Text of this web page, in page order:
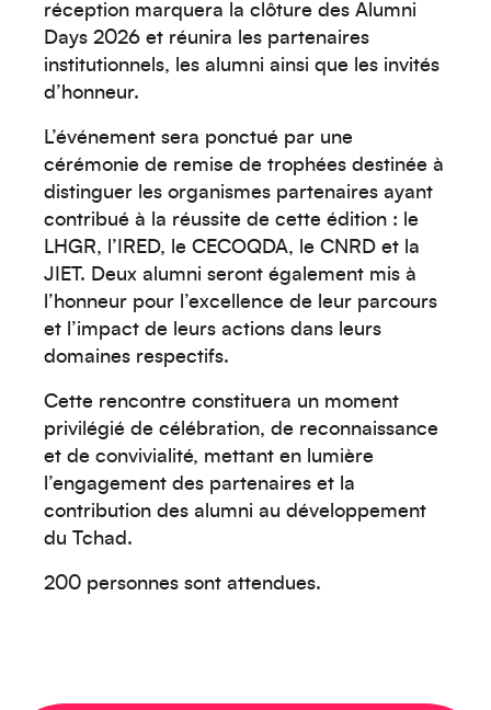
réception marquera la clôture des Alumni
Days 2026 et réunira les partenaires
institutionnels, les alumni ainsi que les invités
d’honneur.
L’événement sera ponctué par une
cérémonie de remise de trophées destinée à
distinguer les organismes partenaires ayant
contribué à la réussite de cette édition : le
LHGR, l’IRED, le CECOQDA, le CNRD et la
JIET. Deux alumni seront également mis à
l’honneur pour l’excellence de leur parcours
et l’impact de leurs actions dans leurs
domaines respectifs.
Cette rencontre constituera un moment
privilégié de célébration, de reconnaissance
et de convivialité, mettant en lumière
l’engagement des partenaires et la
contribution des alumni au développement
du Tchad.
200 personnes sont attendues.
Créez votre événement